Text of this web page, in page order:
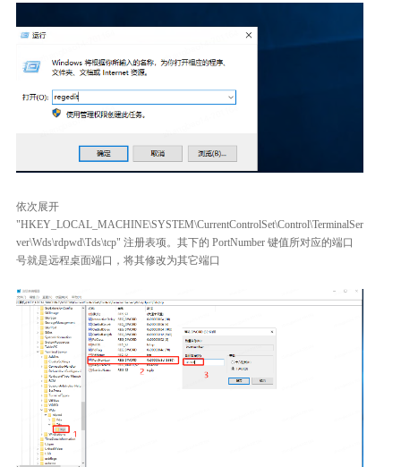
依次展开
"HKEY_LOCAL_MACHINE\SYSTEM\CurrentControlSet\Control\TerminalSer
ver\Wds\rdpwd\Tds\tcp" 注册表项。其下的 PortNumber 键值所对应的端口
号就是远程桌面端口，将其修改为其它端口